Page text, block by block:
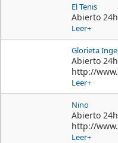
El Tenis
Abierto
Leer+
Glorieta
Abierto
http://
Leer+
Nino
Abierto
http://
Leer+